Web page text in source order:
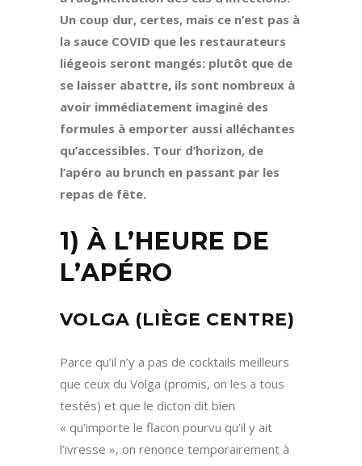
Un coup dur, certes, mais ce n’est pas à
la sauce COVID que les restaurateurs
liégeois seront mangés: plutôt que de
se laisser abattre, ils sont nombreux à
avoir immédiatement imaginé des
formules à emporter aussi alléchantes
qu’accessibles. Tour d’horizon, de
l’apéro au brunch en passant par les
repas de fête.
1) À L’HEURE DE
L’APÉRO
VOLGA (LIÈGE CENTRE)
Parce qu’il n’y a pas de cocktails meilleurs
que ceux du Volga (promis, on les a tous
testés) et que le dicton dit bien
« qu’importe le flacon pourvu qu’il y ait
l’ivresse », on renonce temporairement à